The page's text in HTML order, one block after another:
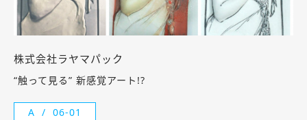
株式会社ラヤマパック
“触って見る” 新感覚アート!?
A 06-01